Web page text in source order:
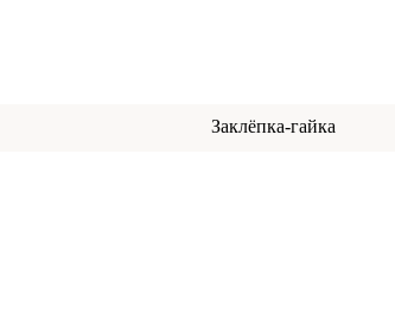
Заклёпка-гайка